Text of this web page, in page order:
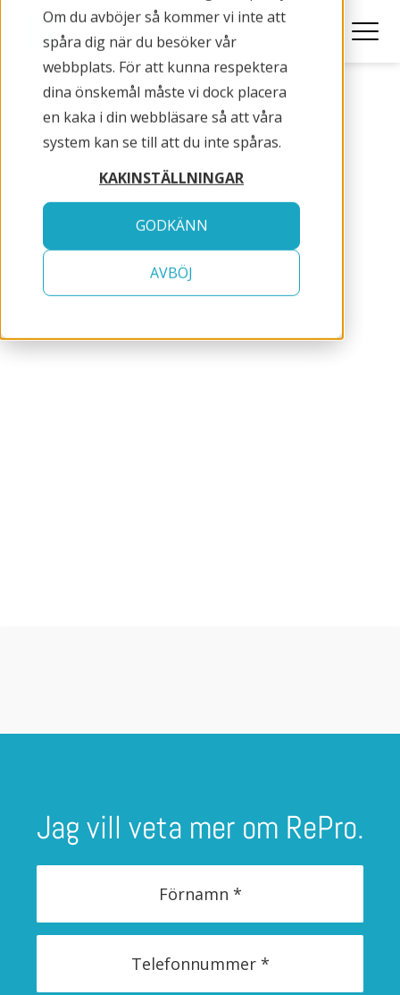
Om du avböjer så kommer vi inte att
spåra dig när du besöker vår
webbplats. För att kunna respektera
dina önskemål måste vi dock placera
en kaka i din webbläsare så att våra
system kan se till att du inte spåras.
KAKINSTÄLLNINGAR
GODKÄNN
AVBÖJ
RePro_maj_2018
Jag vill veta mer om RePro.